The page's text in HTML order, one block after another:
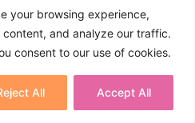
your browsing experience,
and analyze our traffic.
consent to our use of cookies.
All Accept All
– COD.FISC. 91022080476
adeguamenti previsti dal GDPR UE 2016/679
di Protezione dei dati Personali”